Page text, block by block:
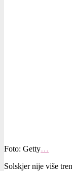
Foto: Getty…
Solskjer nije više